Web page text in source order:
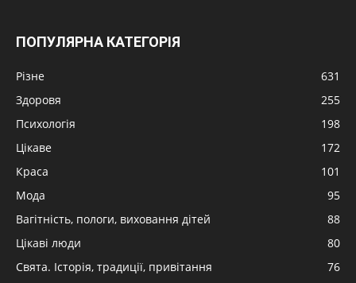
ПОПУЛЯРНА КАТЕГОРІЯ
Різне
631
Здоровя
255
Психологія
198
Цікаве
172
Краса
101
Мода
95
Вагітність, пологи, виховання дітей
88
Цікаві люди
80
Свята. Історія, традиції, привітання
76